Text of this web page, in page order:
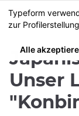
Größe
MENU
Unser